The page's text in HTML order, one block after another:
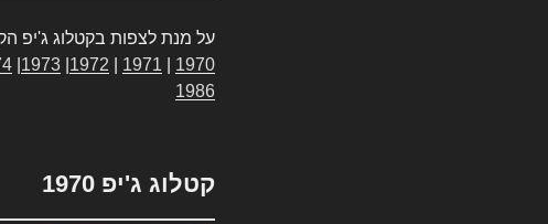
על מנת לצפות בקטלוג ג'יפ
1970
1971
1972
1973
1986
קטלוג ג'יפ 1970